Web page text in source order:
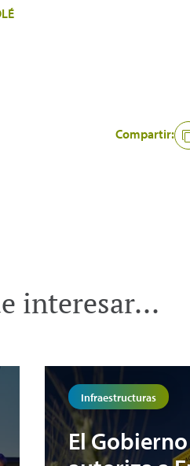
Compartir:
interesar...
Infraestructuras
El Gobierno